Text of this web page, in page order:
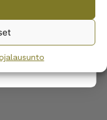
receiving messages from